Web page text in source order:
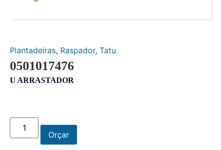
Plantadeiras, Raspador, Tatu
0501017476
U ARRASTADOR
Orçar